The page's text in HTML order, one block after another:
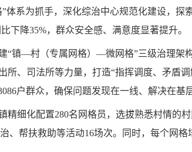
体系为抓手，深化综治中心规范化建设，
下降35%，群众安全感、满意度显著提升。
“镇—村（专属网格）—微网格”三级治理架
、司法所等力量，打造“指挥调度、矛盾
户群众，确保问题发现在一线、解决在基层
精细化配置280名网格员，选拔熟悉村情的
、帮扶救助等活动16场次。同时，每个网